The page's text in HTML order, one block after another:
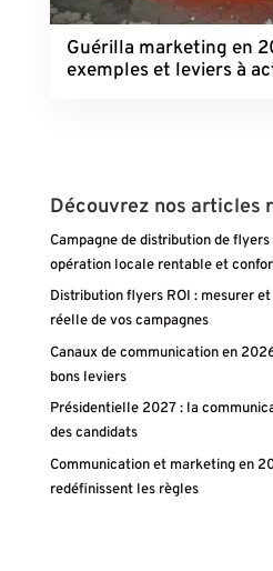
Guérilla marketing en
exemples et leviers à
Découvrez nos articles
Campagne de distribution de
opération locale rentable et
Distribution flyers ROI : mesurer
réelle de vos campagnes
Canaux de communication en
bons leviers
Présidentielle 2027 : la
des candidats
Communication et marketing en
redéfinissent les règles